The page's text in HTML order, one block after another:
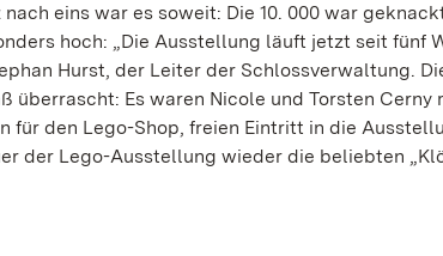
eins war es soweit: Die 10. 000 war
hoch: „Die Ausstellung läuft jetzt seit fünf
Hurst, der Leiter der Schlossverwaltung.
überrascht: Es waren Nicole und Torsten Cerny
für den Lego-Shop, freien Eintritt in die
der Lego-Ausstellung wieder die beliebten